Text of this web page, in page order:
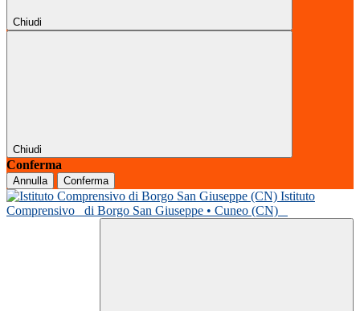
Chiudi
Chiudi
Conferma
Annulla Conferma
Istituto
Comprensivo
di Borgo San Giuseppe • Cuneo (CN)